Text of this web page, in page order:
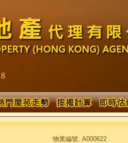
物業編號: A000622